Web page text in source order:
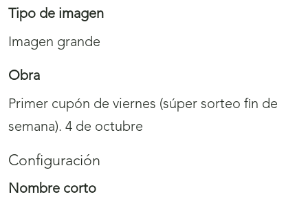
Tipo de imagen
Imagen grande
Obra
Primer cupón de viernes (súper sorteo fin de
semana). 4 de octubre
Configuración
Nombre corto